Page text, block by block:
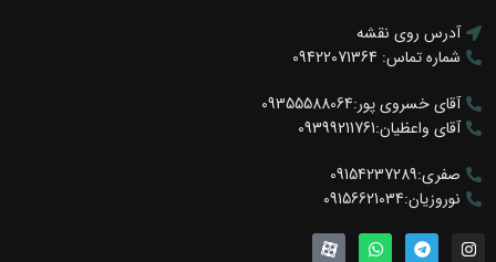
آدرس روی نقشه
شماره تماس: 09422071364
آقای خسروی پور:09355588064
آقای واعظیان:09399211761
صفری:09154237289
نوروزیان:09156621034